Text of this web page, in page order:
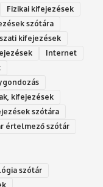
Fizikai kifejezések
szótára
kifejezések
Internet
kifejezések
szótára
értelmező szótár
Ps‮gólohciz‬ia s‮átóz‬r